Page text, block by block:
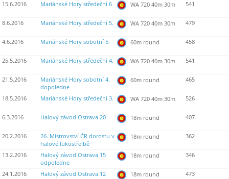
15.6.2016 Mariánské Hory středeční 6 WA 720 40m 30m 541
8.6.2016 Mariánské Hory středeční 5. WA 720 40m 30m 479
4.6.2016 Mariánské Hory sobotní 5. 60m round 458
25.5.2016 Mariánské Hory středeční 4. WA 720 40m 30m 541
21.5.2016
Mariánské Hory sobotní 4.
dopoledne
60m round 465
18.5.2016 Mariánské Hory středeční 3. WA 720 40m 30m 526
6.3.2016 Halový závod Ostrava 20 18m round 407
20.2.2016
26. Mistrovství ČR dorostu v
halové lukostřelbě
18m round 362
13.2.2016
Halový závod Ostrava 15
odpoledne
18m round 346
24.1.2016 Halový závod Ostrava 12 18m round 473